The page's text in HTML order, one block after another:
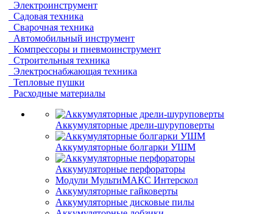
Электроинструмент
Садовая техника
Сварочная техника
Автомобильный инструмент
Компрессоры и пневмоинструмент
Строительныя техника
Электроснабжающая техника
Тепловые пушки
Расходные материалы
Аккумуляторные дрели-шуруповерты
Аккумуляторные болгарки УШМ
Аккумуляторные перфораторы
Модули МультиМАКС Интерскол
Аккумуляторные гайковерты
Аккумуляторные дисковые пилы